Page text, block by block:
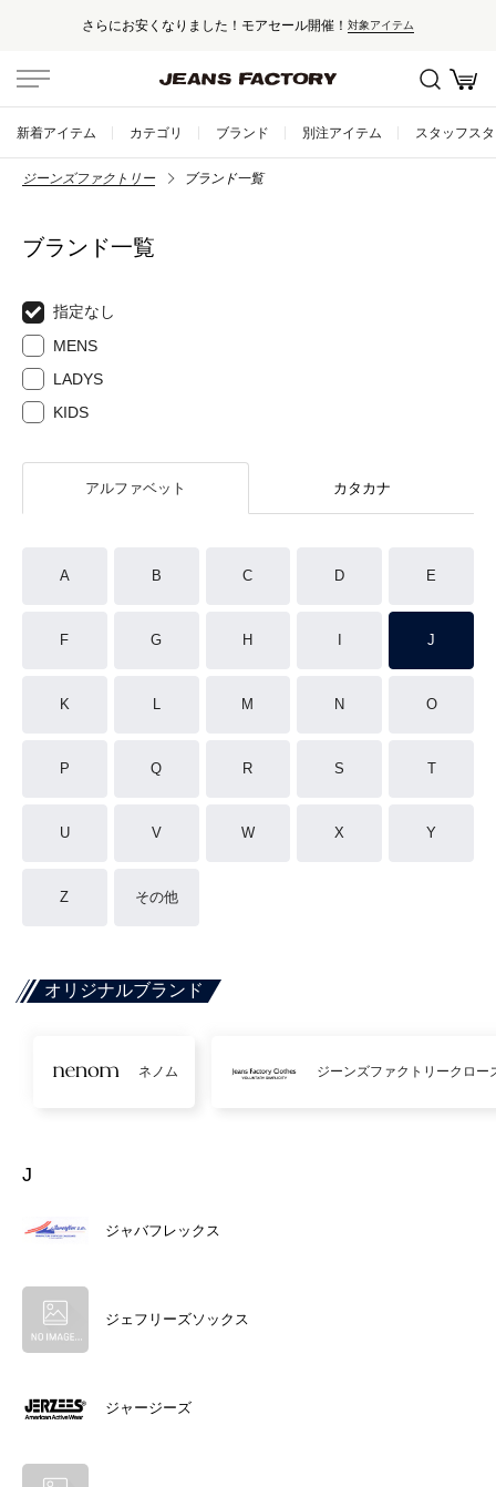
さらにお安くなりました！モアセール開催！ 対象アイテム
新着アイテム カテゴリ ブランド 別注アイテム スタッフス
ジーンズファクトリー ブランド一覧
ブランド一覧
指定なし
MENS
LADYS
KIDS
アルファベット カタカナ
A B C D E
F G H J
K L M N O
P Q R S T
U V W X Y
Z その他
オリジナルブランド
ネノム ジーンズファクトリークロー
J
ジャバフレックス
ジェフリーズソックス
ジャージーズ